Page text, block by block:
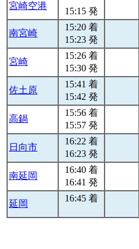
宮崎空港
15:15 発
南宮崎
15:20 着
15:23 発
宮崎
15:26 着
15:30 発
佐土原
15:41 着
15:42 発
高鍋
15:56 着
15:57 発
日向市
16:22 着
16:23 発
南延岡
16:40 着
16:41 発
延岡
16:45 着